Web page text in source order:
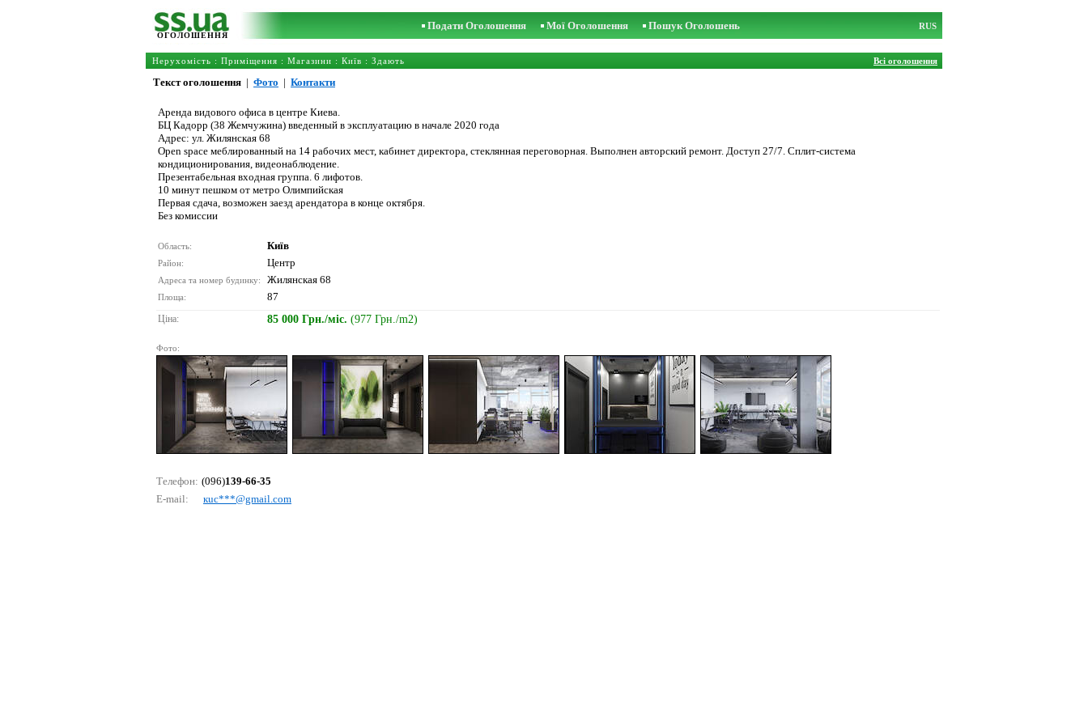
ОГОЛОШЕННЯ
Подати Оголошення Мої Оголошення Пошук Оголошень RUS
Нерухомість : Приміщення : Магазини : Київ : Здають Всі оголошення
Текст оголошення | Фото | Контакти
Аренда видового офиса в центре Киева.
БЦ Кадорр (38 Жемчужина) введенный в эксплуатацию в начале 2020 года
Адрес: ул. Жилянская 68
Open space меблированный на 14 рабочих мест, кабинет директора, стеклянная переговорная. Выполнен авторский ремонт. Доступ 27/7. Сплит-система
кондиционирования, видеонаблюдение.
Презентабельная входная группа. 6 лифотов.
10 минут пешком от метро Олимпийская
Первая сдача, возможен заезд арендатора в конце октября.
Без комиссии
Область: Київ
Район: Центр
Адреса та номер будинку: Жилянская 68
Площа: 87
Ціна: 85 000 Грн./міс. (977 Грн./m2)
Фото:
Телефон: (096)139-66-35
E-mail:
кuс***@gmаil.соm